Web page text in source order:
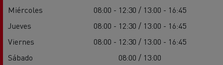
Miércoles
08:00 - 12:30 / 13:00 - 16:45
Jueves
08:00 - 12:30 / 13:00 - 16:45
Viernes
08:00 - 12:30 / 13:00 - 16:45
Sábado
08:00 / 13:00